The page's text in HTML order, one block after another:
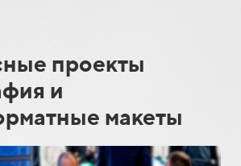
проекты
и
макеты